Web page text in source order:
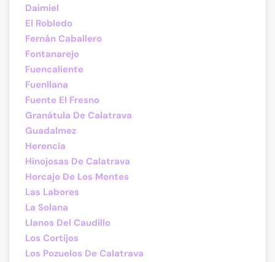
Daimiel
El Robledo
Fernán Caballero
Fontanarejo
Fuencaliente
Fuenllana
Fuente El Fresno
Granátula De Calatrava
Guadalmez
Herencia
Hinojosas De Calatrava
Horcajo De Los Montes
Las Labores
La Solana
Llanos Del Caudillo
Los Cortijos
Los Pozuelos De Calatrava